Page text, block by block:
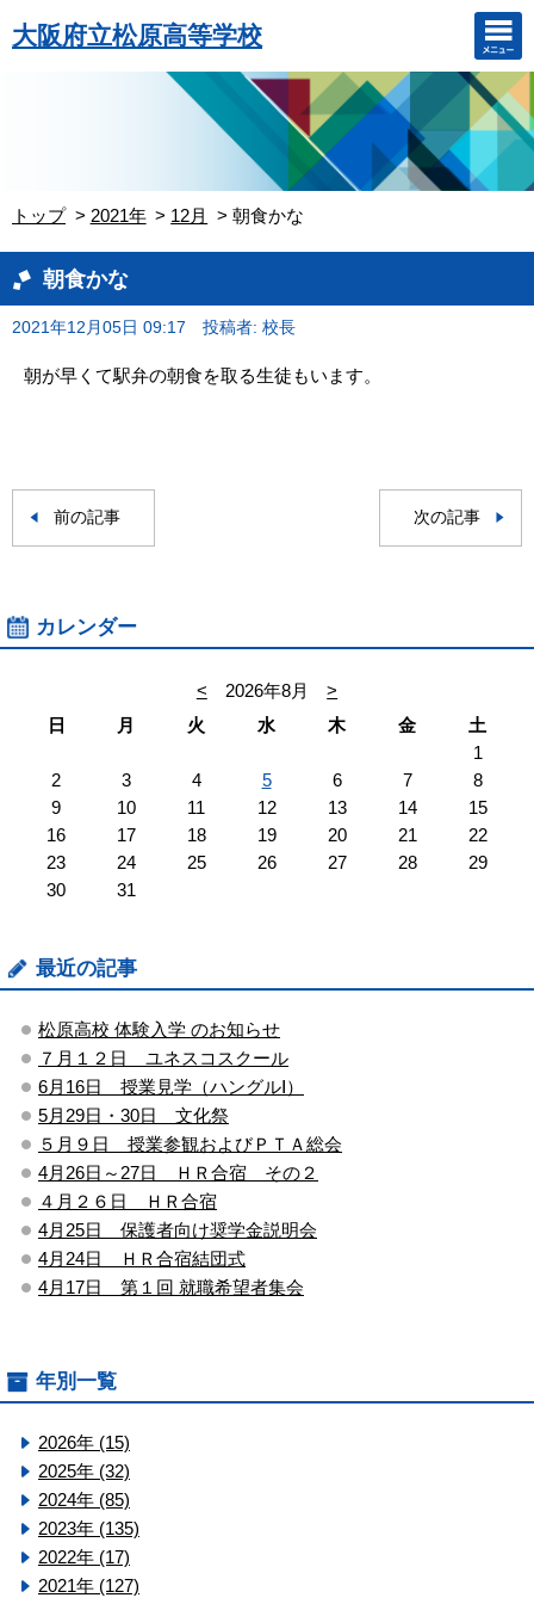
大阪府立松原高等学校
トップ 2021年 12月 朝食かな
朝食かな
2021年12月05日 09:17 投稿者: 校長
朝が早くて駅弁の朝食を取る生徒もいます。
前の記事 次の記事
カレンダー
< 2026年8月
>
日
月 火 水 木 金
土
1
2
3 4 5 6 7
8
9
10 11 12 13 14
15
16
17 18 19 20 21
22
23
24 25 26 27 28
29
30
31
最近の記事
松原高校 体験入学 のお知らせ
７月１２日 ユネスコスクール
6月16日 授業見学（ハングルⅠ）
5月29日・30日 文化祭
５月９日 授業参観およびＰＴＡ総会
4月26日～27日 ＨＲ合宿 その２
４月２６日 ＨＲ合宿
4月25日 保護者向け奨学金説明会
4月24日 ＨＲ合宿結団式
4月17日 第１回 就職希望者集会
年別一覧
2026年 (15)
2025年 (32)
2024年 (85)
2023年 (135)
2022年 (17)
2021年 (127)